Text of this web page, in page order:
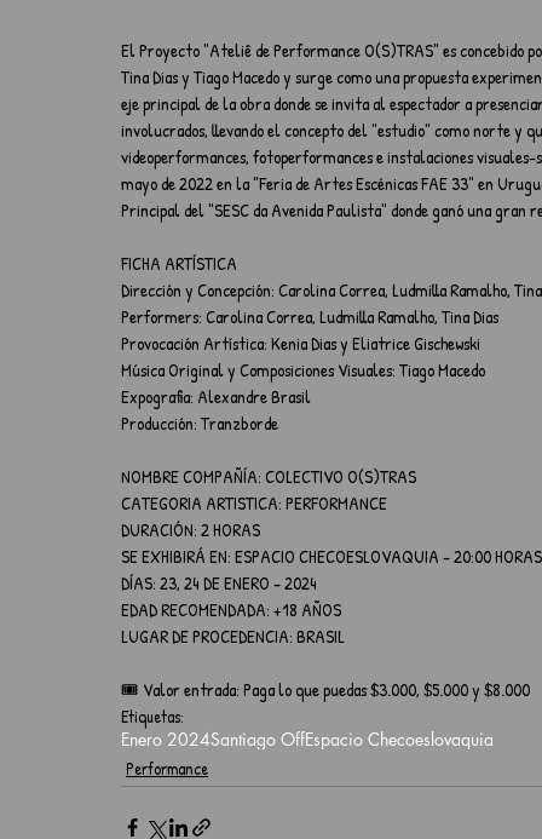
El Proyecto "Ateliê de Performance O(S)TRAS" es concebido
Tina Dias y Tiago Macedo y surge como una propuesta
eje principal de la obra donde se invita al espectador a
involucrados, llevando el concepto del "estudio" como norte y
videoperformances, fotoperformances e instalaciones
mayo de 2022 en la "Feria de Artes Escénicas FAE 33" en
Principal del "SESC da Avenida Paulista" donde ganó una gran
FICHA ARTÍSTICA
Dirección y Concepción: Carolina Correa, Ludmilla Ramalho,
Performers: Carolina Correa, Ludmilla Ramalho, Tina Dias
Provocación Artística: Kenia Dias y Eliatrice Gischewski
Música Original y Composiciones Visuales: Tiago Macedo
Expografia: Alexandre Brasil
Producción: Tranzborde
NOMBRE COMPAÑÍA: COLECTIVO O(S)TRAS
CATEGORIA ARTISTICA: PERFORMANCE
DURACIÓN: 2 HORAS
SE EXHIBIRÁ EN: ESPACIO CHECOESLOVAQUIA - 20:00 HORAS
DÍAS: 23, 24 DE ENERO - 2024
EDAD RECOMENDADA: +18 AÑOS
LUGAR DE PROCEDENCIA: BRASIL
🎟️ Valor entrada: Paga lo que puedas $3.000, $5.000 y $8.000
Etiquetas:
Enero 2024Santiago OffEspacio Checoeslovaquia
Performance